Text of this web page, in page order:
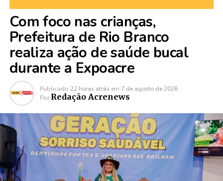
Com foco nas crianças,
Prefeitura de Rio Branco
realiza ação de saúde bucal
durante a Expoacre
Publicado 22 horas atrás em 7 de agosto de 2026
Por Redação Acrenews